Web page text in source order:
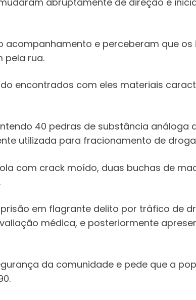
acompanhamento e perceberam que
pela rua.
encontrados com eles materiais
40 pedras de substância análoga
utilizada para fracionamento de
com crack moído, duas buchas de
em flagrante delito por tráfico de
médica, e posteriormente
da comunidade e pede que a